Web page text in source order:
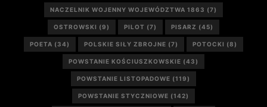
NACZELNIK WOJENNY WOJEWÓDZTWA 1863 (7)
OSTROWSKI (9) PILOT (7) PISARZ (45)
POETA (34) POLSKIE SIŁY ZBROJNE (7) POTOCKI (8)
POWSTANIE KOŚCIUSZKOWSKIE (43)
POWSTANIE LISTOPADOWE (119)
POWSTANIE STYCZNIOWE (142)